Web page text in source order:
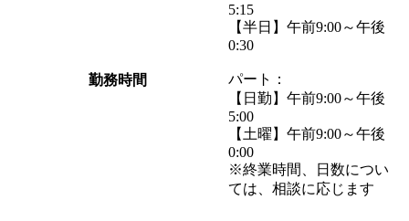
勤務時間
5:15
【半日】午前9:00～午後
0:30
パート：
【日勤】午前9:00～午後
5:00
【土曜】午前9:00～午後
0:00
※終業時間、日数につい
ては、相談に応じます